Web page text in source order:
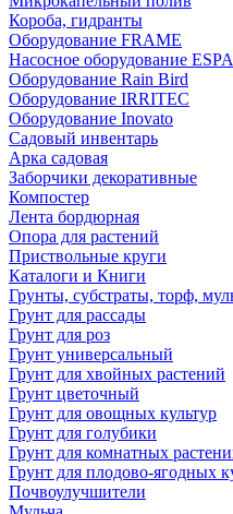
Короба, гидранты
Оборудование FRAME
Насосное оборудование ESPA
Оборудование Rain Bird
Оборудование IRRITEC
Оборудование Inovato
Садовый инвентарь
Арка садовая
Заборчики декоративные
Компостер
Лента бордюрная
Опора для растений
Приствольные круги
Каталоги и Книги
Грунты, субстраты, торф,
Грунт для рассады
Грунт для роз
Грунт универсальный
Грунт для хвойных растений
Грунт цветочный
Грунт для овощных культур
Грунт для голубики
Грунт для комнатных
Грунт для плодово-ягодных
Почвоулучшители